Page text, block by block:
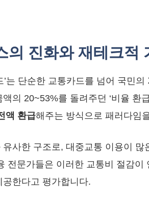
의 진화와 재테크적
는 단순한 교통카드를 넘어 국민의
의 20~53%를 돌려주던 ‘비율 환
액 환급해주는 방식으로 패러다임
유사한 구조로, 대중교통 이용이 많
전문가들은 이러한 교통비 절감
한다고 평가합니다.